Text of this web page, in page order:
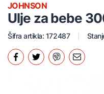
Ulje za bebe
JOHNSON
Šifra artikla: 172487